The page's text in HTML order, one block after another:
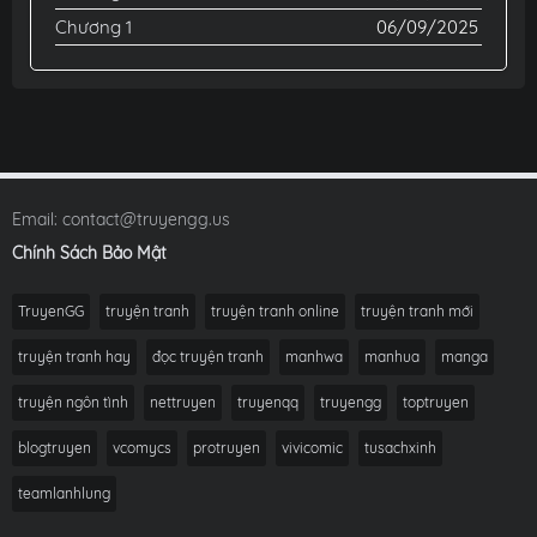
Chương 1
06/09/2025
Email: contact@truyengg.us
Chính Sách Bảo Mật
TruyenGG truyện tranh truyện tranh online truyện tranh mới
truyện tranh hay đọc truyện tranh manhwa manhua manga
truyện ngôn tình nettruyen truyenqq truyengg toptruyen
blogtruyen vcomycs protruyen vivicomic tusachxinh
teamlanhlung